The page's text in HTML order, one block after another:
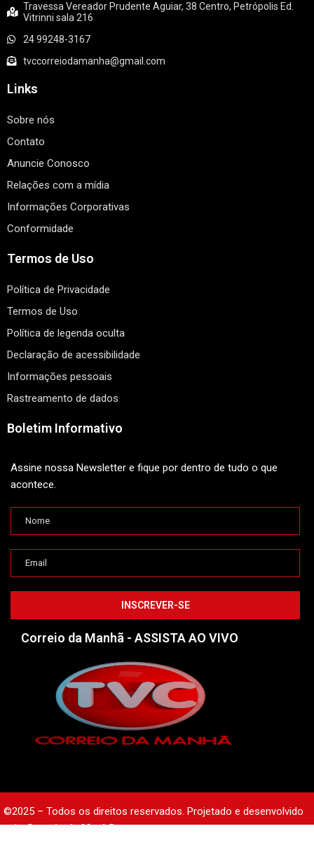
Travessa Vereador Prudente Aguiar, 38 Centro, Petrópolis Ed.
Vitrinni sala 216
24 99248-3167
tvccorreiodamanha@gmail.com
Links
Sobre nós
Contato
Anuncie Conosco
Relações com a mídia
Informações Corporativas
Conformidade
Termos de Uso
Política de Privacidade
Termos de Uso
Política de legenda oculta
Declaração de acessibilidade
Informações pessoais
Rastreamento de dados
Boletim Informativo
Assine nossa Newsletter e fique por dentro de tudo o que
acontece.
Correio da Manhã - ASSISTA AO VIVO
©2025 – Todos os direitos reservados. Projetado e desenvolvido
peloCorreio da Manhã.